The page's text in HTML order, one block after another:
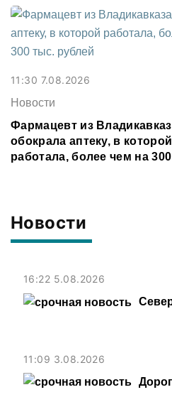
Новости
16:22 5.08.2026
11:09 3.08.2026
11:30 7.08.2026
Новости
Фармацевт из
обокрала аптеку, в которой
работала, более чем на